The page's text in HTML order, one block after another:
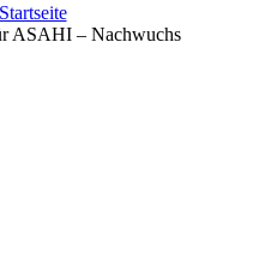
Startseite
ASAHI – Nachwuchs